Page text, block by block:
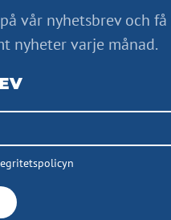
vår nyhetsbrev och
nyheter varje månad.